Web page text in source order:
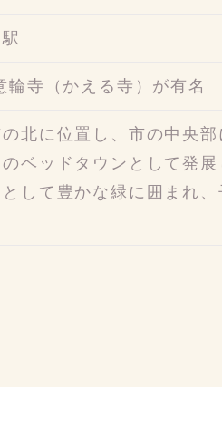
輪寺（かえる寺）が有名
北に位置し、市の中央
のベッドタウンとして発
して豊かな緑に囲まれ